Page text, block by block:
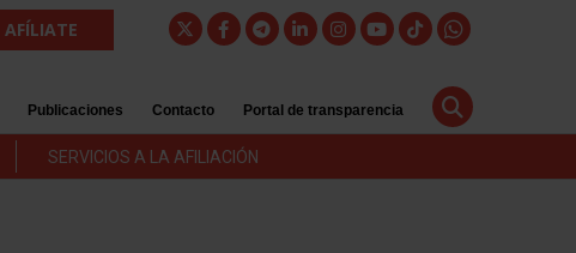
AFÍLIATE
Publicaciones Contacto Portal de transparencia
SERVICIOS A LA AFILIACIÓN